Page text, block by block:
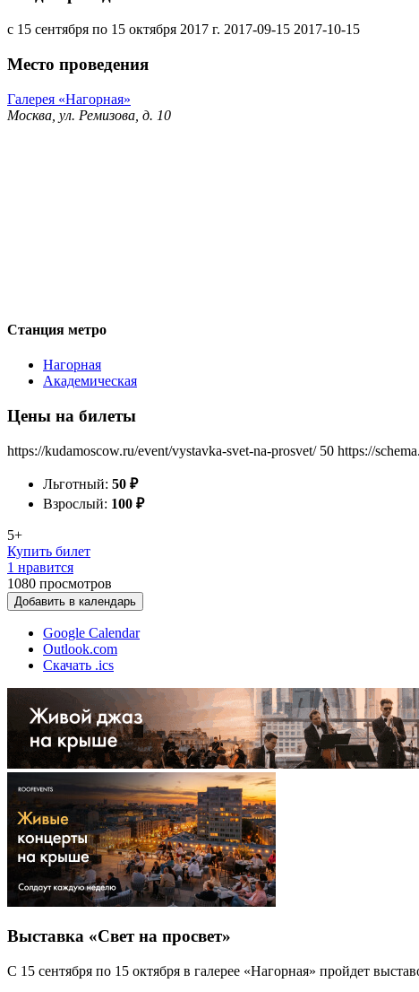
с 15 сентября по 15 октября 2017 г. 2017-09-15 2017-10-15
Место проведения
Галерея «Нагорная»
Москва, ул. Ремизова, д. 10
Станция метро
Нагорная
Академическая
Цены на билеты
https://kudamoscow.ru/event/vystavka-svet-na-prosvet/ 50 https://
Льготный: 50 ₽
Взрослый: 100 ₽
5+
Купить билет
1 нравится
1080 просмотров
Добавить в календарь
Google Calendar
Outlook.com
Скачать .ics
Выставка «Свет на просвет»
С 15 сентября по 15 октября в галерее «Нагорная» пройдет